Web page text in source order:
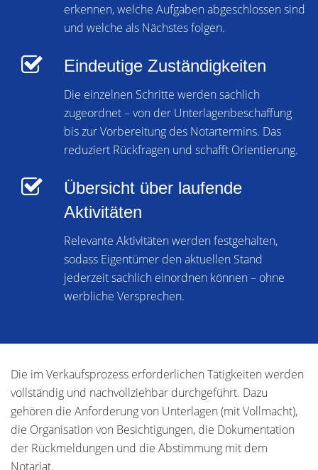
erkennen, welche Aufgaben abgeschlossen sind
und welche als Nächstes folgen.
Eindeutige Zuständigkeiten
Die einzelnen Schritte werden sachlich
zugeordnet – von der Unterlagenbeschaffung
bis zur Vorbereitung des Notartermins. Das
reduziert Rückfragen und schafft Orientierung.
Übersicht über laufende
Aktivitäten
Relevante Aktivitäten werden festgehalten,
sodass Eigentümer den aktuellen Stand
jederzeit sachlich einordnen können – ohne
werbliche Versprechen.
Die im Verkaufsprozess erforderlichen Tätigkeiten werden
vollständig und nachvollziehbar durchgeführt. Dazu
gehören die Anforderung von Unterlagen (mit Vollmacht),
die Organisation von Besichtigungen, die Dokumentation
der Rückmeldungen und die Abstimmung mit dem
Notariat.